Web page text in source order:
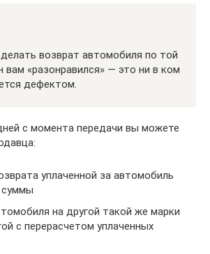
возврат автомобиля по той
вам «разонравился» — это ни в ком
дефектом.
с момента передачи вы можете
уплаченной за автомобиль
на другой такой же марки
с перерасчетом уплаченных